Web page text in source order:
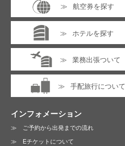
航空券を探す
ホテルを探す
業務出張ついて
手配旅行について
インフォメーション
ご予約から出発までの流れ
Eチケットについて